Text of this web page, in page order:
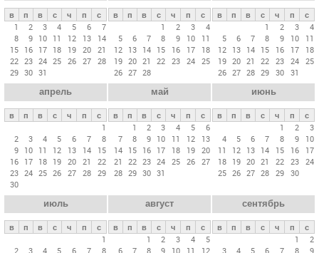
е
в
л
а
к
в п в с ч п
с
1
2 3 4 5 6
7
8
9 10 11 12 13
14
15 16 17 18 19 20 21
22 23 24 25 26 27 28
29 30 31
в п в с ч п
с
1
2 3
4
5
6 7 8 9 10
11
12 13 14 15 16 17
18
19 20 21 22 23 24 25
26 27 28
в п в с ч п
с
1
2 3
4
5
6 7 8 9 10
11
12 13 14 15 16 17
18
19 20 21 22 23 24 25
26 27 28 29 30 31
апрель
в п в с ч п
с
1
2
3 4 5 6 7
8
9 10 11 12 13 14
15
16 17 18 19 20 21
22
23 24 25 26 27 28 29
30
май
в п в с ч п
с
1
2 3 4 5
6
7
8 9 10 11 12
13
14 15 16 17 18 19 20
21
22 23 24 25 26 27
28 29 30 31
июнь
в п в с ч п
с
1
2
3
4
5 6 7 8 9
10
11
12 13 14 15 16
17
18 19 20 21 22 23 24
25 26 27 28 29 30
июль
в п в с ч п
с
1
2
3 4 5 6 7 8
август
в п в с ч п
с
1
2 3 4
5
6
7 8 9 10 11 12
сентябрь
в п в с ч п
с
1
2
3
4 5 6 7 8 9